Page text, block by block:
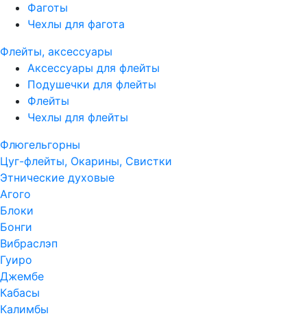
Фаготы
Чехлы для фагота
Флейты, аксессуары
Аксессуары для флейты
Подушечки для флейты
Флейты
Чехлы для флейты
Флюгельгорны
Цуг-флейты, Окарины, Свистки
Этнические духовые
Агого
Блоки
Бонги
Вибраслэп
Гуиро
Джембе
Кабасы
Калимбы